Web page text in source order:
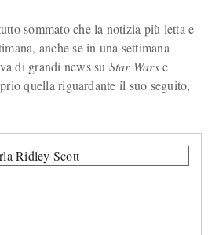
sommato che la notizia più letta e
anche se in una settimana
di grandi news su Star Warse
quella riguardante il suo seguito,